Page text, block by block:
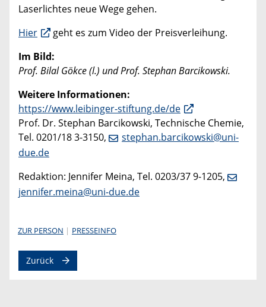
Laserlichtes neue Wege gehen.
Hier
geht es zum Video der Preisverleihung.
Im Bild:
Prof. Bilal Gökce (l.) und Prof. Stephan Barcikowski.
Weitere Informationen:
https://www.leibinger-stiftung.de/de
Prof. Dr. Stephan Barcikowski, Technische Chemie,
Tel. 0201/18 3-3150,
stephan.barcikowski@uni-
due.de
Redaktion: Jennifer Meina, Tel. 0203/37 9-1205,
jennifer.meina@uni-due.de
ZUR PERSON PRESSEINFO
Zurück